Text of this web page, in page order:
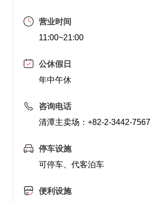
营业时间
11:00~21:00
公休假日
年中午休
咨询电话
清潭主卖场：+82-2-3442-7567
停车设施
可停车、代客泊车
便利设施